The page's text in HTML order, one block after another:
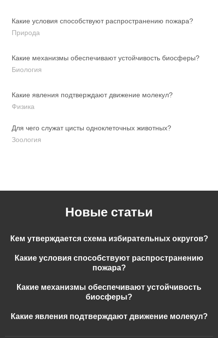
Какие условия способствуют распространению пожара?
Природа
Какие механизмы обеспечивают устойчивость биосферы?
Биология
Какие явления подтверждают движение молекул?
Физика
Для чего служат цисты одноклеточных животных?
Зоология
Новые статьи
Кем утверждается схема избирательных округов?
Какие условия способствуют распространению
пожара?
Какие механизмы обеспечивают устойчивость
биосферы?
Какие явления подтверждают движение молекул?